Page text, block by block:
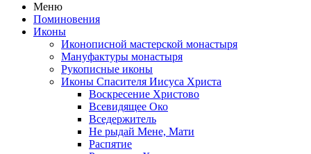
Меню
Поминовения
Иконы
Иконописной мастерской монастыря
Мануфактуры монастыря
Рукописные иконы
Иконы Спасителя Иисуса Христа
Воскресение Христово
Всевидящее Око
Вседержитель
Не рыдай Мене, Мати
Распятие